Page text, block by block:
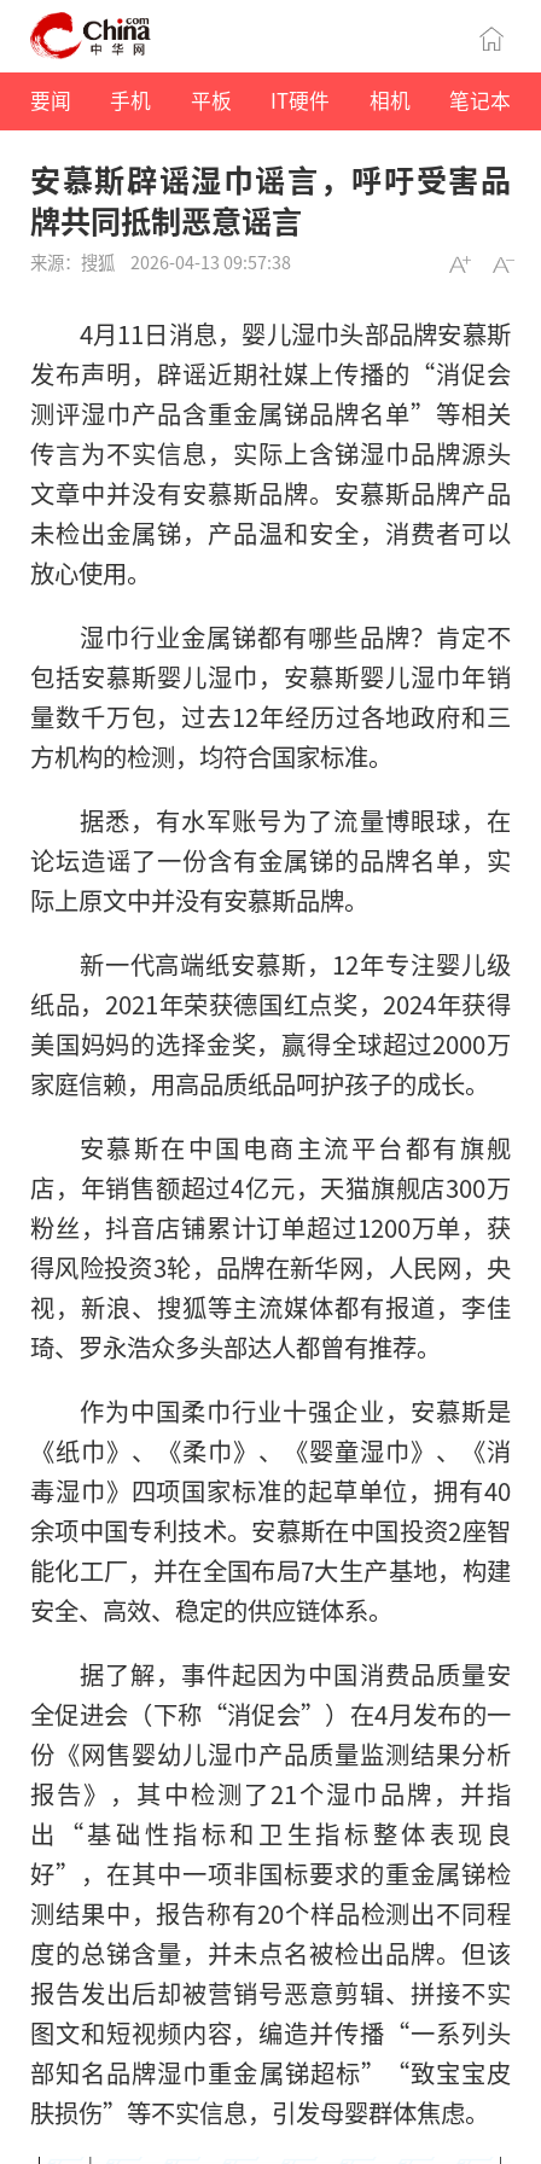
要闻 手机 平板 IT硬件 相机 笔记本
安慕斯辟谣湿巾谣言，呼吁受害品
牌共同抵制恶意谣言
来源：搜狐 2026-04-13 09:57:38
4月11日消息，婴儿湿巾头部品牌安慕斯
发布声明，辟谣近期社媒上传播的“消促会
测评湿巾产品含重金属锑品牌名单”等相关
传言为不实信息，实际上含锑湿巾品牌源头
文章中并没有安慕斯品牌。安慕斯品牌产品
未检出金属锑，产品温和安全，消费者可以
放心使用。
湿巾行业金属锑都有哪些品牌？肯定不
包括安慕斯婴儿湿巾，安慕斯婴儿湿巾年销
量数千万包，过去12年经历过各地政府和三
方机构的检测，均符合国家标准。
据悉，有水军账号为了流量博眼球，在
论坛造谣了一份含有金属锑的品牌名单，实
际上原文中并没有安慕斯品牌。
新一代高端纸安慕斯，12年专注婴儿级
纸品，2021年荣获德国红点奖，2024年获得
美国妈妈的选择金奖，赢得全球超过2000万
家庭信赖，用高品质纸品呵护孩子的成长。
安慕斯在中国电商主流平台都有旗舰
店，年销售额超过4亿元，天猫旗舰店300万
粉丝，抖音店铺累计订单超过1200万单，获
得风险投资3轮，品牌在新华网，人民网，央
视，新浪、搜狐等主流媒体都有报道，李佳
琦、罗永浩众多头部达人都曾有推荐。
作为中国柔巾行业十强企业，安慕斯是
《纸巾》、《柔巾》、《婴童湿巾》、《消
毒湿巾》四项国家标准的起草单位，拥有40
余项中国专利技术。安慕斯在中国投资2座智
能化工厂，并在全国布局7大生产基地，构建
安全、高效、稳定的供应链体系。
据了解，事件起因为中国消费品质量安
全促进会（下称“消促会”）在4月发布的一
份《网售婴幼儿湿巾产品质量监测结果分析
报告》，其中检测了21个湿巾品牌，并指
出“基础性指标和卫生指标整体表现良
好”，在其中一项非国标要求的重金属锑检
测结果中，报告称有20个样品检测出不同程
度的总锑含量，并未点名被检出品牌。但该
报告发出后却被营销号恶意剪辑、拼接不实
图文和短视频内容，编造并传播“一系列头
部知名品牌湿巾重金属锑超标”“致宝宝皮
肤损伤”等不实信息，引发母婴群体焦虑。